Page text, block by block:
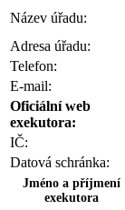
Název úřadu:
Adresa úřadu:
Telefon:
E-mail:
Oficiální web
exekutora:
IČ:
Datová schránka:
Jméno a příjmení
exekutora